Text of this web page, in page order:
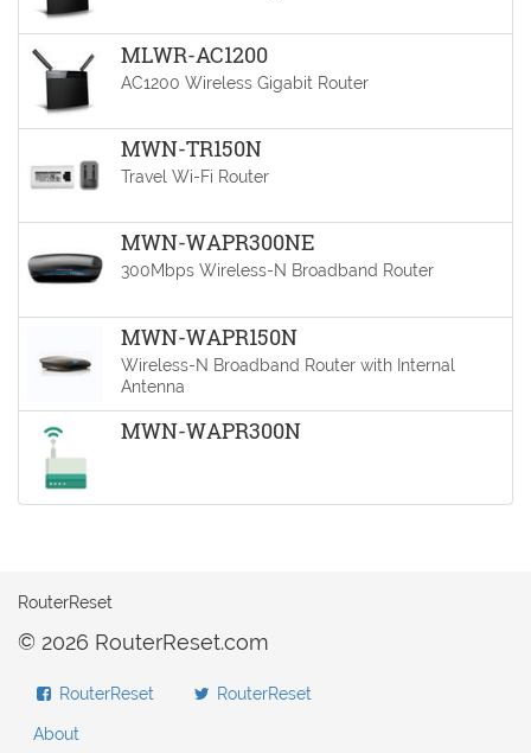
MLWR-AC1200
AC1200 Wireless Gigabit Router
MWN-TR150N
Travel Wi-Fi Router
MWN-WAPR300NE
300Mbps Wireless-N Broadband Router
MWN-WAPR150N
Wireless-N Broadband Router with Internal
Antenna
MWN-WAPR300N
RouterReset
© 2026 RouterReset.com
RouterReset RouterReset
About